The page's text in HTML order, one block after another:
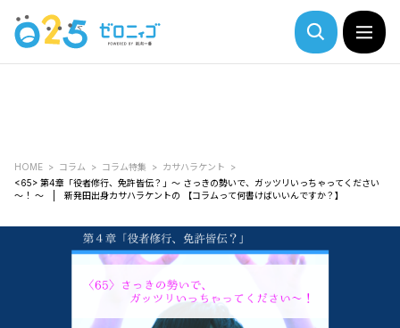
HOME コラム コラム特集
カサハラケント
<65> 第4章「役者修行、免許皆伝？」～ さっきの勢いで、ガッツリいっちゃってください
～！ ～ | 新発田出身カサハラケントの 【コラムって何書けばいいんですか？】